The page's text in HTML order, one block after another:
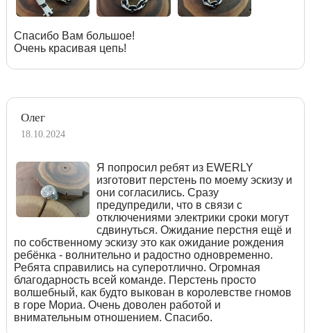
Спасибо Вам большое!
Очень красивая цепь!
Олег
18.10.2024
Я попросил ребят из EWERLY
изготовит перстень по моему эскизу и
они согласились. Сразу
предупредили, что в связи с
отключениями электрики сроки могут
сдвинуться. Ожидание перстня ещё и
по собственному эскизу это как ожидание рождения
ребёнка - волнительно и радостно одновременно.
Ребята справились на суперотлично. Огромная
благодарность всей команде. Перстень просто
волшебный, как будто выкован в королевстве гномов
в горе Мориа. Очень доволен работой и
внимательным отношением. Спасибо.